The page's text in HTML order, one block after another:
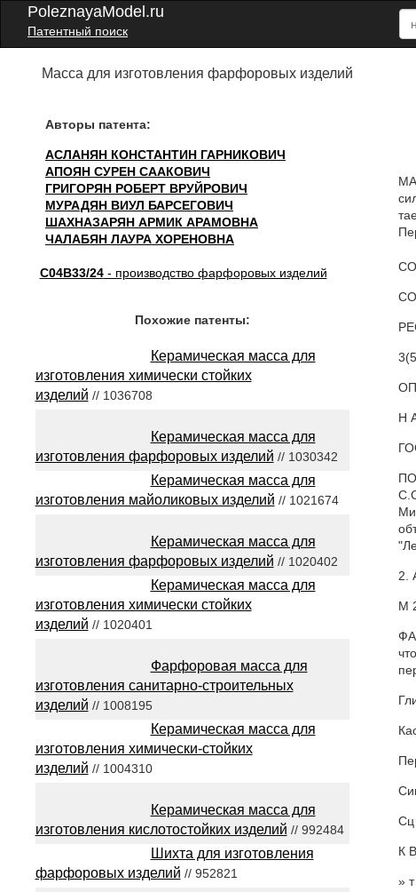
PoleznayaModel.ru
Патентный поиск
Масса для изготовления фарфоровых изделий
Авторы патента:
АСЛАНЯН КОНСТАНТИН ГАРНИКОВИЧ
АПОЯН СУРЕН СААКОВИЧ
ГРИГОРЯН РОБЕРТ ВРУЙРОВИЧ
МУРАДЯН ВИУЛ БАРСЕГОВИЧ
ШАХНАЗАРЯН АРМИК АРАМОВНА
ЧАЛАБЯН ЛАУРА ХОРЕНОВНА
C04B33/24- производство фарфоровых изделий
Н
2.
М
Сц
К
» т
Похожие патенты:
Керамическая масса для
изготовления химически стойких
изделий // 1036708
Керамическая масса для
изготовления фарфоровых изделий // 1030342
Керамическая масса для
изготовления майоликовых изделий // 1021674
Керамическая масса для
изготовления фарфоровых изделий // 1020402
Керамическая масса для
изготовления химически стойких
изделий // 1020401
Фарфоровая масса для
изготовления санитарно-строительных
изделий // 1008195
Керамическая масса для
изготовления химически-стойких
изделий // 1004310
Керамическая масса для
изготовления кислотостойких изделий // 992484
Шихта для изготовления
фарфоровых изделий // 952821